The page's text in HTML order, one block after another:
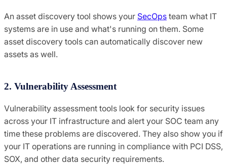
An asset discovery tool shows your SecOps team what IT
systems are in use and what's running on them. Some
asset discovery tools can automatically discover new
assets as well.
2. Vulnerability Assessment
Vulnerability assessment tools look for security issues
across your IT infrastructure and alert your SOC team any
time these problems are discovered. They also show you if
your IT operations are running in compliance with PCI DSS,
SOX, and other data security requirements.